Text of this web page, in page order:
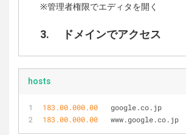
※管理者権限でエディタを開く
3. ドメインでアクセス
hosts
183.00.000.00
	google.co.jp
183.00.000.00
	www.google.co.jp